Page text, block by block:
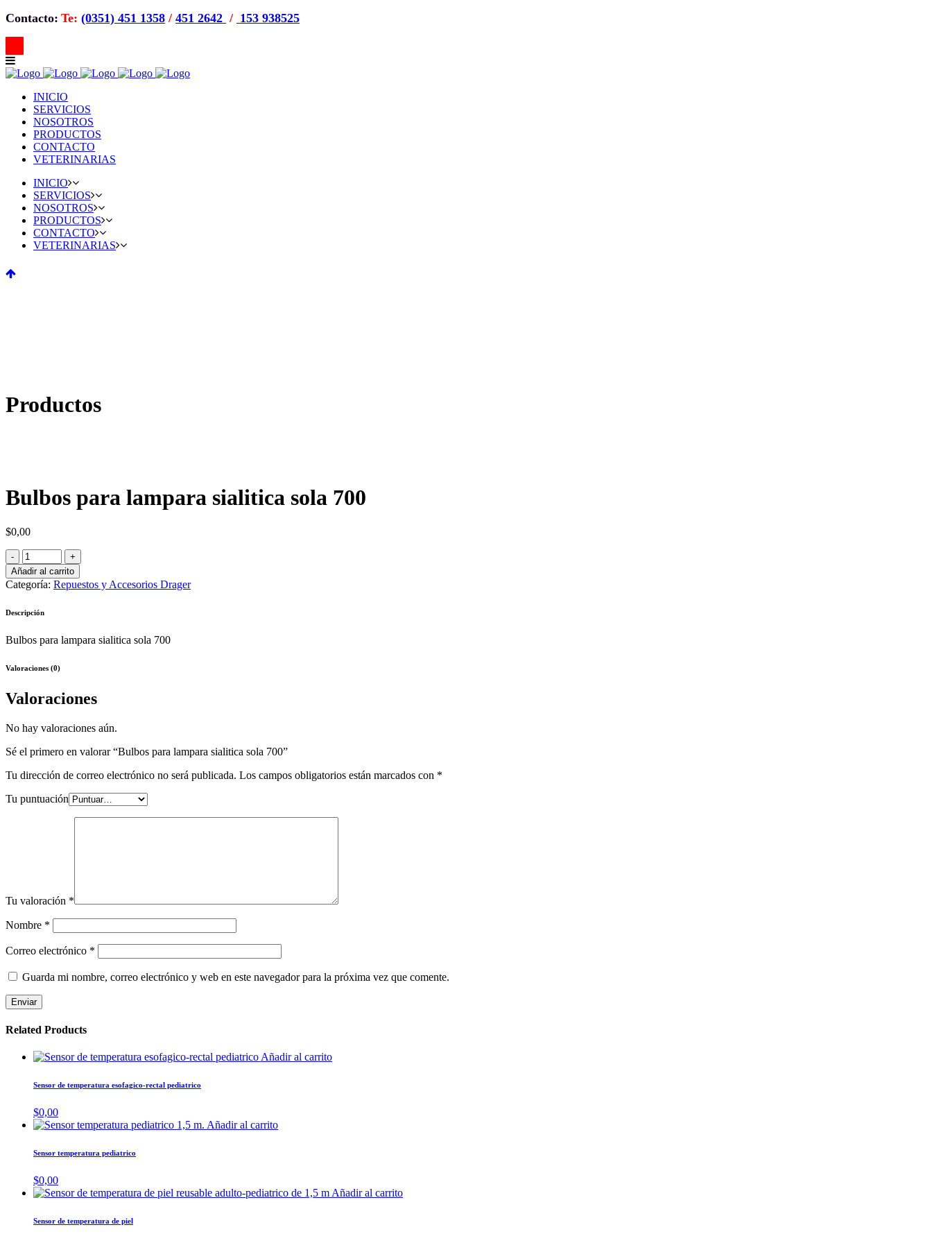
Contacto: Te: (0351) 451 1358 / 451 2642 / 153 938525
INICIO
SERVICIOS
NOSOTROS
PRODUCTOS
CONTACTO
VETERINARIAS
INICIO
SERVICIOS
NOSOTROS
PRODUCTOS
CONTACTO
VETERINARIAS
Productos
Bulbos para lampara sialitica sola 700
$0,00
Añadir al carrito
Categoría: Repuestos y Accesorios Drager
Descripción
Bulbos para lampara sialitica sola 700
Valoraciones (0)
Valoraciones
No hay valoraciones aún.
Sé el primero en valorar “Bulbos para lampara sialitica sola 700”
Tu dirección de correo electrónico no será publicada. Los campos obligatorios están marcados con *
Tu puntuación
Tu valoración *
Nombre *
Correo electrónico *
Guarda mi nombre, correo electrónico y web en este navegador para la próxima vez que comente.
Related Products
Añadir al carrito
Sensor de temperatura esofagico-rectal pediatrico
$0,00
Añadir al carrito
Sensor temperatura pediatrico
$0,00
Añadir al carrito
Sensor de temperatura de piel